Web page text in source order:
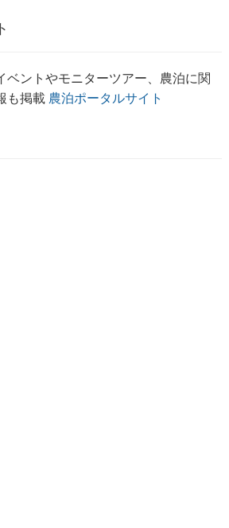
ベントやモニターツアー、農泊に関
も掲載 農泊ポータルサイト